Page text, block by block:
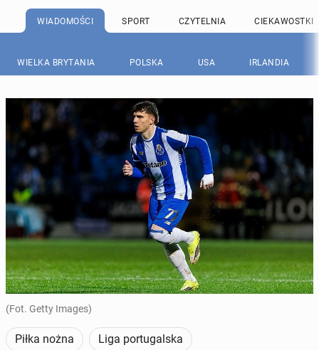
WIADOMOŚCI SPORT CZYTELNIA CIEKAWOSTKI
WIELKA BRYTANIA POLSKA USA IRLANDIA
(Fot. Getty Images)
Piłka nożna Liga portugalska